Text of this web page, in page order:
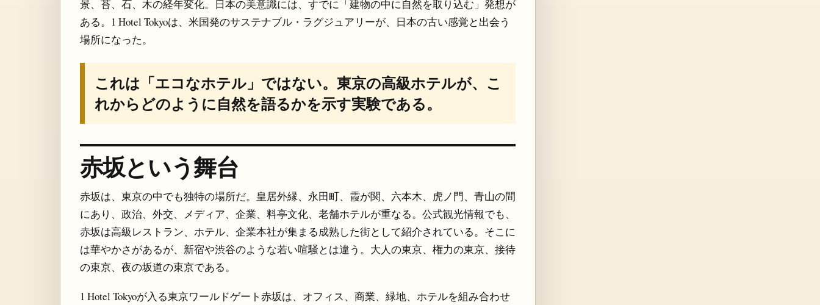
景、苔、石、木の経年変化。日本の美意識には、すでに「建物の中に自然を取り込む」発想が
ある。1 Hotel Tokyoは、米国発のサステナブル・ラグジュアリーが、日本の古い感覚と出会う
場所になった。
これは「エコなホテル」ではない。東京の高級ホテルが、こ
れからどのように自然を語るかを示す実験である。
赤坂という舞台
赤坂は、東京の中でも独特の場所だ。皇居外縁、永田町、霞が関、六本木、虎ノ門、青山の間
にあり、政治、外交、メディア、企業、料亭文化、老舗ホテルが重なる。公式観光情報でも、
赤坂は高級レストラン、ホテル、企業本社が集まる成熟した街として紹介されている。そこに
は華やかさがあるが、新宿や渋谷のような若い喧騒とは違う。大人の東京、権力の東京、接待
の東京、夜の坂道の東京である。
1 Hotel Tokyoが入る東京ワールドゲート赤坂は、オフィス、商業、緑地、ホテルを組み合わせ